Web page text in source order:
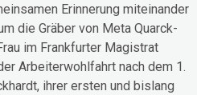
Erinnerung miteinander
die Gräber von Meta Quarck-
im Frankfurter Magistrat
Arbeiterwohlfahrt nach dem 1.
ihrer ersten und bislang